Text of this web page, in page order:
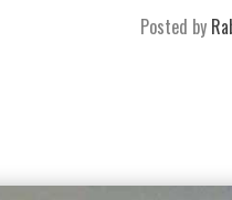
Posted by